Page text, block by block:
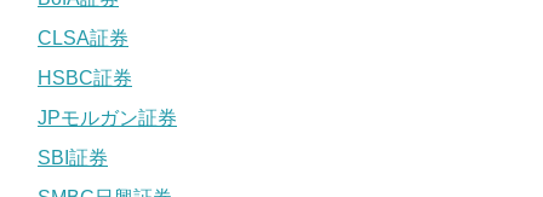
CLSA証券
HSBC証券
JPモルガン証券
SBI証券